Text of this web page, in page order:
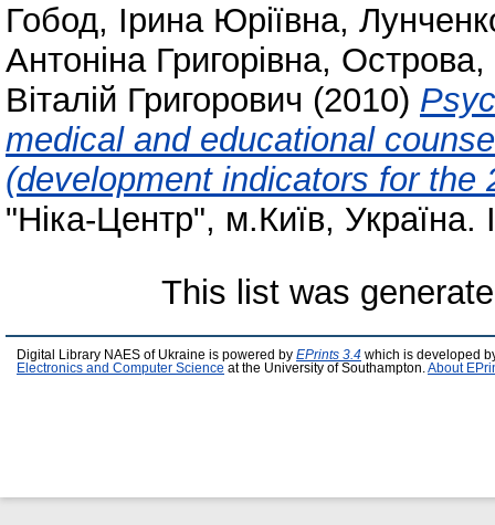
Гобод, Ірина Юріївна,
Антоніна Григорівна, Острова,
Віталій Григорович (2010)
medical and educational
(development indicators for the
"Ніка-Центр", м.Київ,
This list was
Digital Library NAES of Ukraine is powered by EPrints 3.4 which is developed
Electronics and Computer Science at the University of Southampton. About